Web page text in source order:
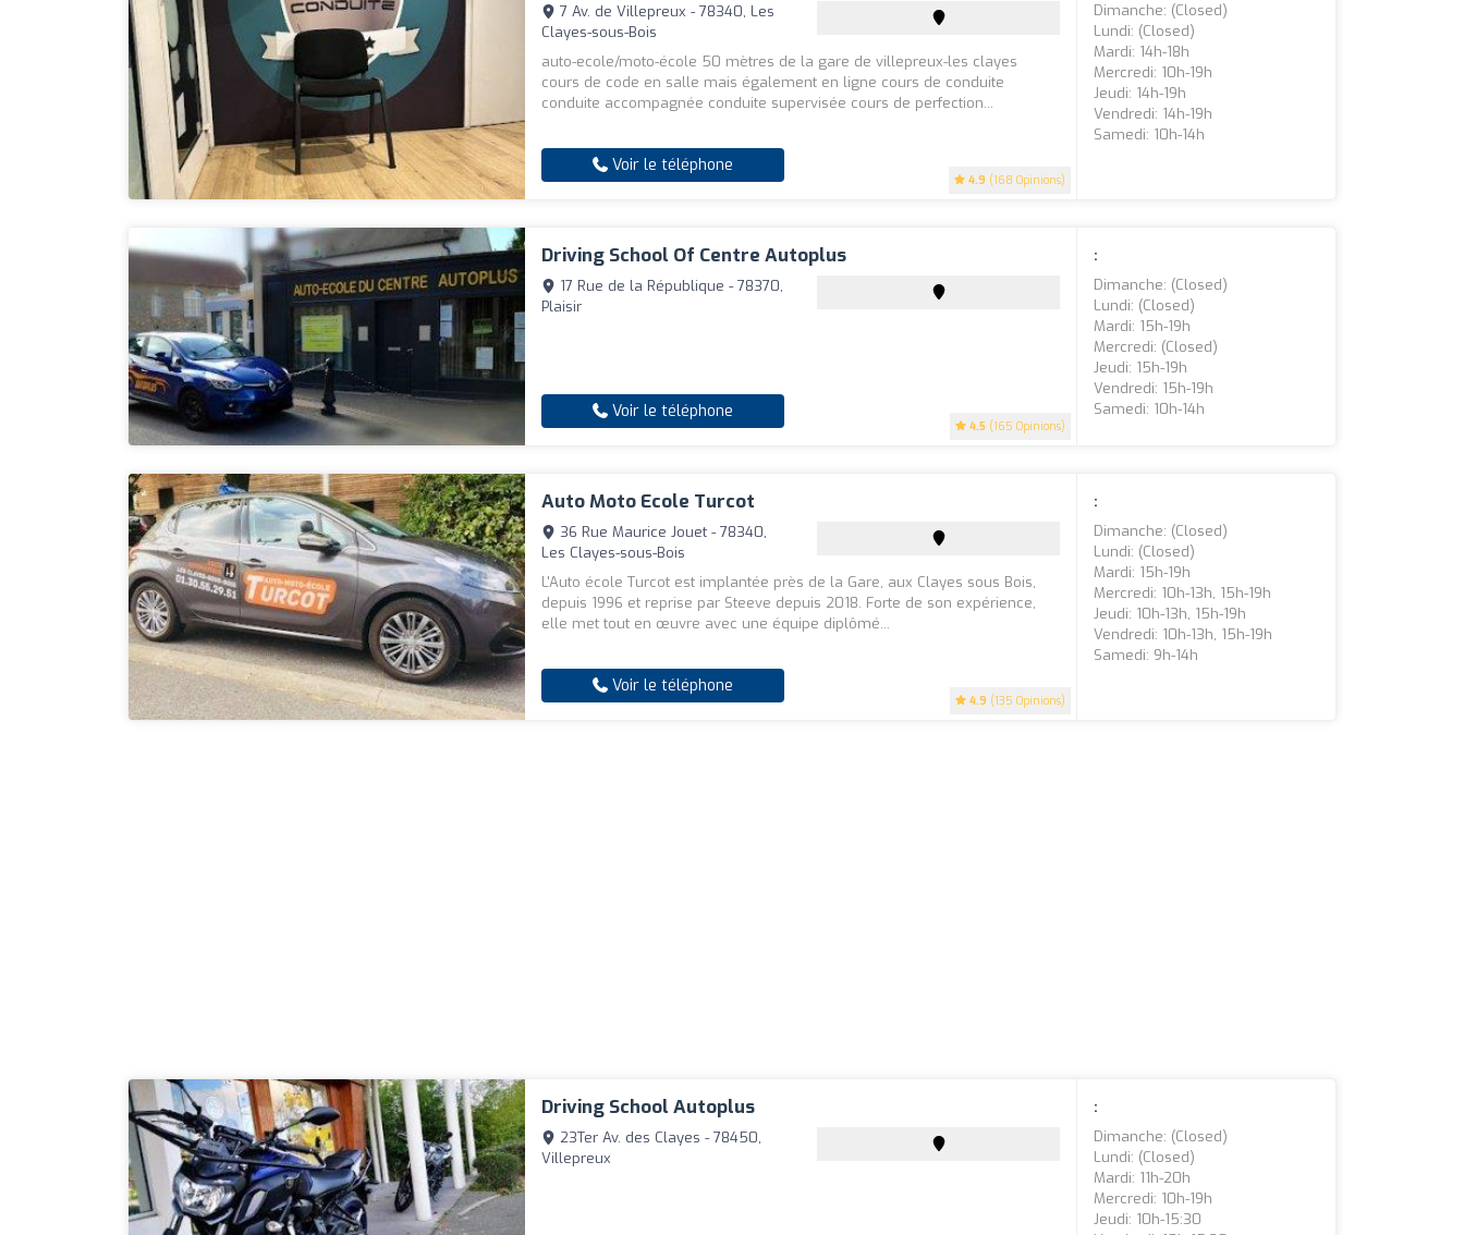
4.9 (168 Opinions)
7 Av. de Villepreux - 78340, Les
Clayes-sous-Bois
auto-ecole/moto-école 50 mètres de la gare de villepreux-les clayes
cours de code en salle mais également en ligne cours de conduite
conduite accompagnée conduite supervisée cours de perfection...
Voir le téléphone
Dimanche: (closed)
Lundi: (closed)
Mardi: 14h-18h
Mercredi: 10h-19h
Jeudi: 14h-19h
Vendredi: 14h-19h
Samedi: 10h-14h
Driving School Of Centre Autoplus
4.5 (165 Opinions)
17 Rue de la République - 78370,
Plaisir
Voir le téléphone
:
Dimanche: (closed)
Lundi: (closed)
Mardi: 15h-19h
Mercredi: (closed)
Jeudi: 15h-19h
Vendredi: 15h-19h
Samedi: 10h-14h
Auto Moto Ecole Turcot
4.9 (135 Opinions)
36 Rue Maurice Jouet - 78340,
Les Clayes-sous-Bois
L'Auto école Turcot est implantée près de la Gare, aux Clayes sous Bois,
depuis 1996 et reprise par Steeve depuis 2018. Forte de son expérience,
elle met tout en œuvre avec une équipe diplômé...
Voir le téléphone
:
Dimanche: (closed)
Lundi: (closed)
Mardi: 15h-19h
Mercredi: 10h-13h, 15h-19h
Jeudi: 10h-13h, 15h-19h
Vendredi: 10h-13h, 15h-19h
Samedi: 9h-14h
Driving School Autoplus
23Ter Av. des Clayes - 78450,
Villepreux
:
Dimanche: (closed)
Lundi: (closed)
Mardi: 11h-20h
Mercredi: 10h-19h
Jeudi: 10h-15:30